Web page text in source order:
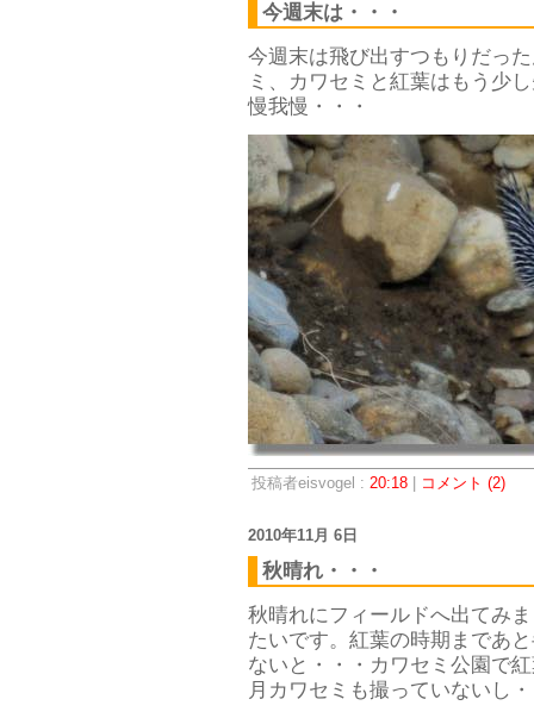
今週末は・・・
今週末は飛び出すつもりだっ
ミ、カワセミと紅葉はもう少
慢我慢・・・
投稿者eisvogel : 20:18| コメント (2)
2010年11月 6日
秋晴れ・・・
秋晴れにフィールドへ出てみ
たいです。紅葉の時期まであ
ないと・・・カワセミ公園で
月カワセミも撮っていないし